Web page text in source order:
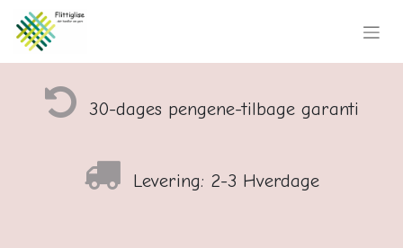
30-dages pengene-tilbage garanti
Levering: 2-3 Hverdage